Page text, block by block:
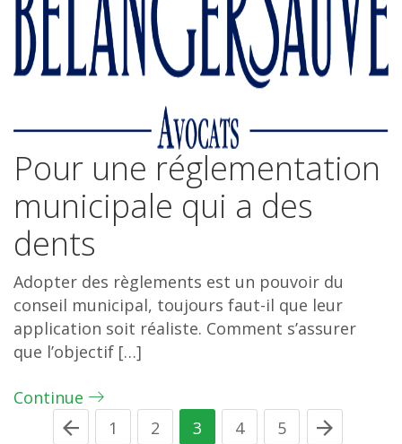
Pour une réglementation
municipale qui a des
dents
Adopter des règlements est un pouvoir du
conseil municipal, toujours faut-il que leur
application soit réaliste. Comment s’assurer
que l’objectif […]
Continue
1
2 3 4 5